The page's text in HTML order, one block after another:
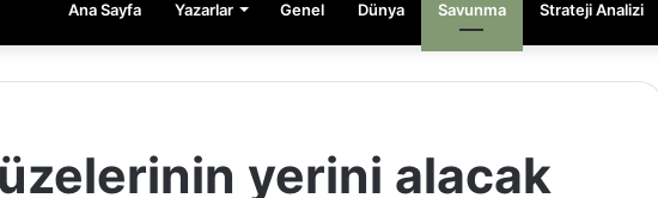
Ana Sayfa Yazarlar Genel Dünya Savunma Strateji Analizi
yerini alacak